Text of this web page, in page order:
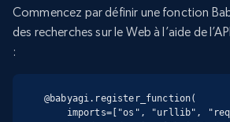
Commencez par définir une fonction
des recherches sur le Web à l’aide de
:
@babyagi.register_function(